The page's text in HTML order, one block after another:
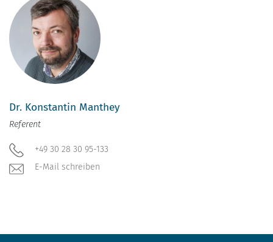
Dr. Konstantin Manthey
Referent
+49 30 28 30 95-133
E-Mail schreiben